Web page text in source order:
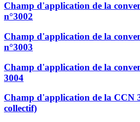
Champ d'application de la
n°3002
Champ d'application de la
n°3003
Champ d'application de la
3004
Champ d'application de la CCN
collectif)